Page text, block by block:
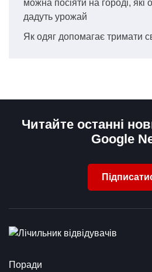
можна посіяти на городі, які
дадуть урожай
Як одяг допомагає тримати
Читайте останні
Google
Поради